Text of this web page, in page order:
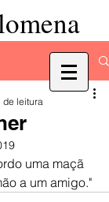
de leitura
uma maçã
a um amigo."